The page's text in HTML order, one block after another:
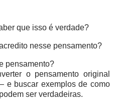
que isso é verdade?
nesse pensamento?
pensamento?
o pensamento original
e buscar exemplos de como
ser verdadeiras.